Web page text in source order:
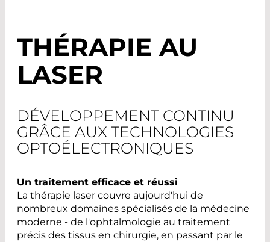
THÉRAPIE AU
LASER
DÉVELOPPEMENT CONTINU
GRÂCE AUX TECHNOLOGIES
OPTOÉLECTRONIQUES
Un traitement efficace et réussi
La thérapie laser couvre aujourd'hui de
nombreux domaines spécialisés de la médecine
moderne - de l'ophtalmologie au traitement
précis des tissus en chirurgie, en passant par le